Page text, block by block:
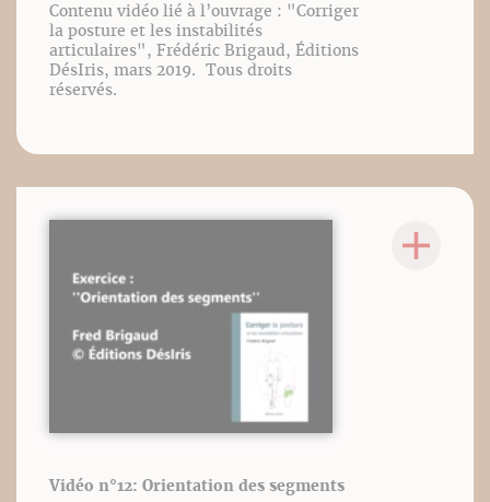
Contenu vidéo lié à l’ouvrage : "Corriger
la posture et les instabilités
articulaires", Frédéric Brigaud, Éditions
DésIris, mars 2019. Tous droits
réservés.
Vidéo n°12: Orientation des segments